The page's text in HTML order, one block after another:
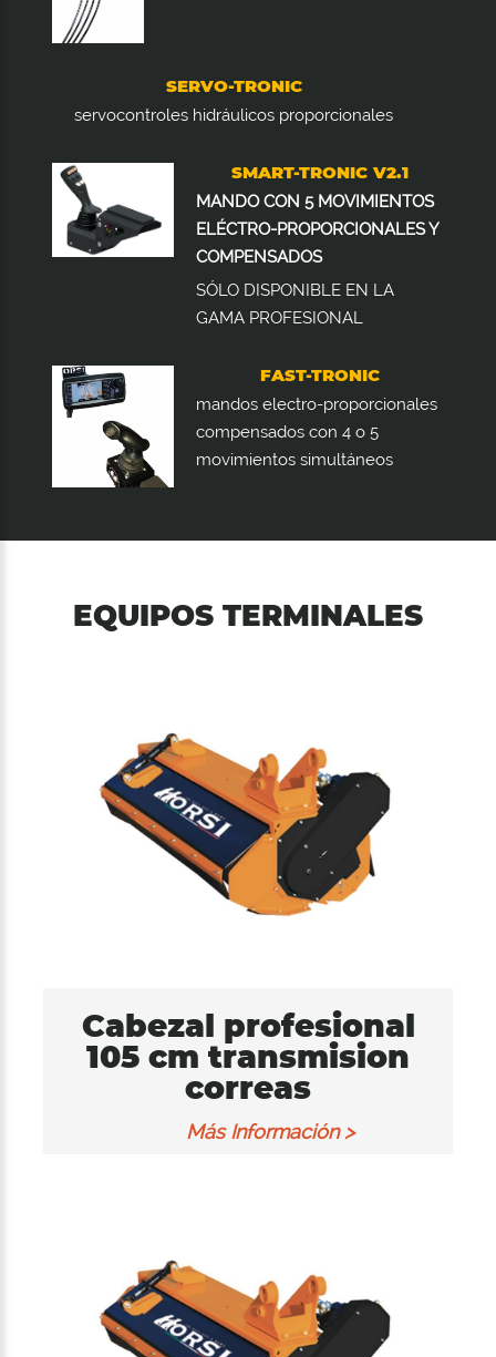
SERVO-TRONIC
servocontroles hidráulicos proporcionales
SMART-TRONIC V2.1
MANDO CON 5 MOVIMIENTOS
ELÉCTRO-PROPORCIONALES Y
COMPENSADOS
SÓLO DISPONIBLE EN LA
GAMA PROFESIONAL
FAST-TRONIC
mandos electro-proporcionales
compensados con 4 o 5
movimientos simultáneos
EQUIPOS TERMINALES
Cabezal profesional
105 cm transmision
correas
Más Información >